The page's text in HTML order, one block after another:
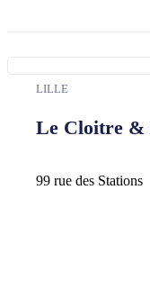
LILLE
Le Cloitre &
99 rue des Stations